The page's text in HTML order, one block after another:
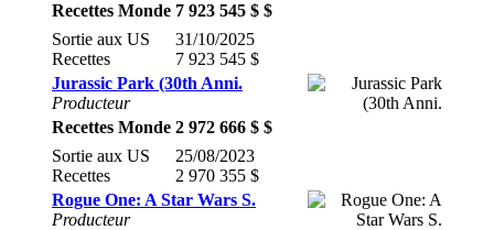
Recettes Monde 7 923 545 $ $
Sortie aux US
Recettes
31/10/2025
7 923 545 $
Jurassic Park (30th Anni.
Producteur
Recettes Monde 2 972 666 $ $
Sortie aux US
Recettes
25/08/2023
2 970 355 $
Rogue One: A Star Wars S.
Producteur